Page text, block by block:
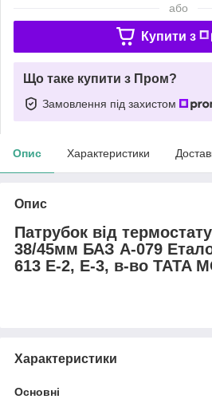
або
Купити з
Що таке купити з Пром?
Замовлення під захистом
Опис Характеристики
Опис
Патрубок від
38/45мм БАЗ А-079
613 E-2, E-3, в-во TATA
Характеристики
Основні